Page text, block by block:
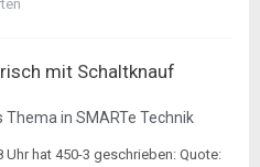
mit Schaltknauf
Thema in SMARTe Technik
Uhr hat 450-3 geschrieben: Quote: